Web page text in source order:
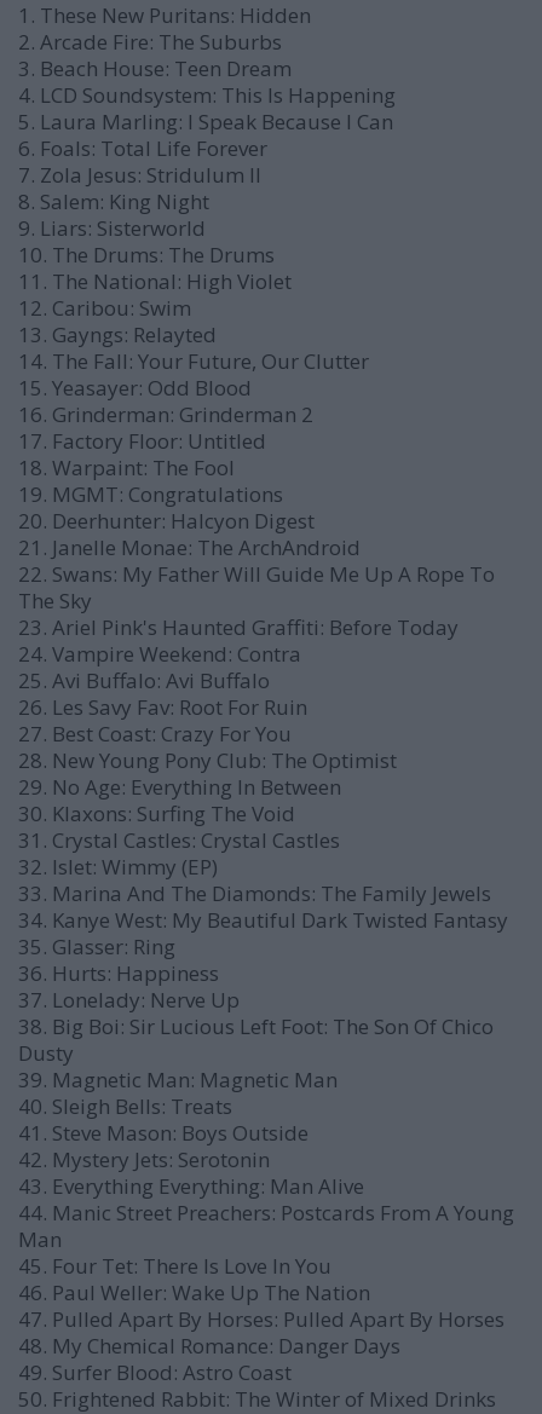
1. These New Puritans: Hidden
2. Arcade Fire: The Suburbs
3. Beach House: Teen Dream
4. LCD Soundsystem: This Is Happening
5. Laura Marling: I Speak Because I Can
6. Foals: Total Life Forever
7. Zola Jesus: Stridulum II
8. Salem: King Night
9. Liars: Sisterworld
10. The Drums: The Drums
11. The National: High Violet
12. Caribou: Swim
13. Gayngs: Relayted
14. The Fall: Your Future, Our Clutter
15. Yeasayer: Odd Blood
16. Grinderman: Grinderman 2
17. Factory Floor: Untitled
18. Warpaint: The Fool
19. MGMT: Congratulations
20. Deerhunter: Halcyon Digest
21. Janelle Monae: The ArchAndroid
22. Swans: My Father Will Guide Me Up A Rope To
The Sky
23. Ariel Pink's Haunted Graffiti: Before Today
24. Vampire Weekend: Contra
25. Avi Buffalo: Avi Buffalo
26. Les Savy Fav: Root For Ruin
27. Best Coast: Crazy For You
28. New Young Pony Club: The Optimist
29. No Age: Everything In Between
30. Klaxons: Surfing The Void
31. Crystal Castles: Crystal Castles
32. Islet: Wimmy (EP)
33. Marina And The Diamonds: The Family Jewels
34. Kanye West: My Beautiful Dark Twisted Fantasy
35. Glasser: Ring
36. Hurts: Happiness
37. Lonelady: Nerve Up
38. Big Boi: Sir Lucious Left Foot: The Son Of Chico
Dusty
39. Magnetic Man: Magnetic Man
40. Sleigh Bells: Treats
41. Steve Mason: Boys Outside
42. Mystery Jets: Serotonin
43. Everything Everything: Man Alive
44. Manic Street Preachers: Postcards From A Young
Man
45. Four Tet: There Is Love In You
46. Paul Weller: Wake Up The Nation
47. Pulled Apart By Horses: Pulled Apart By Horses
48. My Chemical Romance: Danger Days
49. Surfer Blood: Astro Coast
50. Frightened Rabbit: The Winter of Mixed Drinks